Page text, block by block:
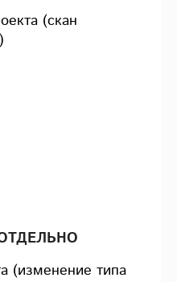
(скан
(изменение типа